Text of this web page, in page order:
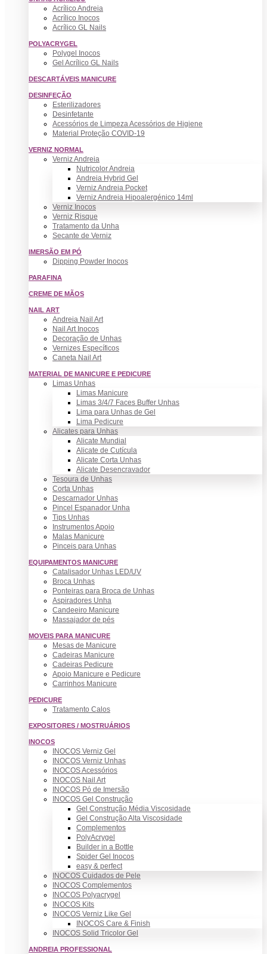
Acrílico Andreia
Acrílico Inocos
Acrílico GL Nails
POLYACRYGEL
Polygel Inocos
Gel Acrílico GL Nails
DESCARTÁVEIS MANICURE
DESINFEÇÃO
Esterilizadores
Desinfetante
Acessórios de Limpeza Acessórios de Higiene
Material Proteção COVID-19
VERNIZ NORMAL
Verniz Andreia
Nutricolor Andreia
Andreia Hybrid Gel
Verniz Andreia Pocket
Verniz Andreia Hipoalergénico 14ml
Verniz Inocos
Verniz Risque
Tratamento da Unha
Secante de Verniz
IMERSÃO EM PÓ
Dipping Powder Inocos
PARAFINA
CREME DE MÃOS
NAIL ART
Andreia Nail Art
Nail Art Inocos
Decoração de Unhas
Vernizes Específicos
Caneta Nail Art
MATERIAL DE MANICURE E PEDICURE
Limas Unhas
Limas Manicure
Limas 3/4/7 Faces Buffer Unhas
Lima para Unhas de Gel
Lima Pedicure
Alicates para Unhas
Alicate Mundial
Alicate de Cutícula
Alicate Corta Unhas
Alicate Desencravador
Tesoura de Unhas
Corta Unhas
Descarnador Unhas
Pincel Espanador Unha
Tips Unhas
Instrumentos Apoio
Malas Manicure
Pinceis para Unhas
EQUIPAMENTOS MANICURE
Catalisador Unhas LED/UV
Broca Unhas
Ponteiras para Broca de Unhas
Aspiradores Unha
Candeeiro Manicure
Massajador de pés
MOVEIS PARA MANICURE
Mesas de Manicure
Cadeiras Manicure
Cadeiras Pedicure
Apoio Manicure e Pedicure
Carrinhos Manicure
PEDICURE
Tratamento Calos
EXPOSITORES / MOSTRUÁRIOS
INOCOS
INOCOS Verniz Gel
INOCOS Verniz Unhas
INOCOS Acessórios
INOCOS Nail Art
INOCOS Pó de Imersão
INOCOS Gel Construção
Gel Construção Média Viscosidade
Gel Construção Alta Viscosidade
Complementos
PolyAcrygel
Builder in a Bottle
Spider Gel Inocos
easy & perfect
INOCOS Cuidados de Pele
INOCOS Complementos
INOCOS Polyacrygel
INOCOS Kits
INOCOS Verniz Like Gel
INOCOS Care & Finish
INOCOS Solid Tricolor Gel
ANDREIA PROFESSIONAL